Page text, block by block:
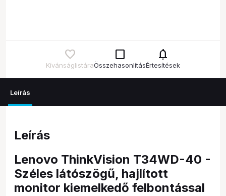
Kívánságlistára
check_box_outline_blank
Összehasonlítás
notifications
Értesítések
Leírás
Leírás
Lenovo ThinkVision T34WD-40 -
Széles látószögű, hajlított
monitor kiemelkedő felbontással